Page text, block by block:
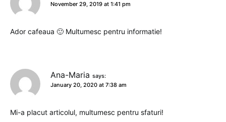
November 29, 2019 at 1:41 pm
Ador cafeaua 🙂 Multumesc pentru informatie!
Ana-Maria says:
January 20, 2020 at 7:38 am
Mi-a placut articolul, multumesc pentru sfaturi!